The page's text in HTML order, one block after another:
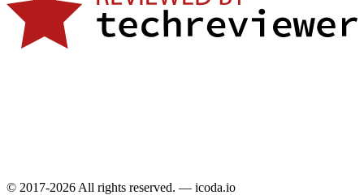
© 2017-2026 All rights reserved. — icoda.io